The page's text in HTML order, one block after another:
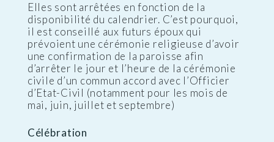
Elles sont arrêtées en fonction de la
disponibilité du calendrier. C’est pourquoi,
il est conseillé aux futurs époux qui
prévoient une cérémonie religieuse d’avoir
une confirmation de la paroisse afin
d’arrêter le jour et l’heure de la cérémonie
civile d’un commun accord avec l’Officier
d’Etat-Civil (notamment pour les mois de
mai, juin, juillet et septembre)
Célébration